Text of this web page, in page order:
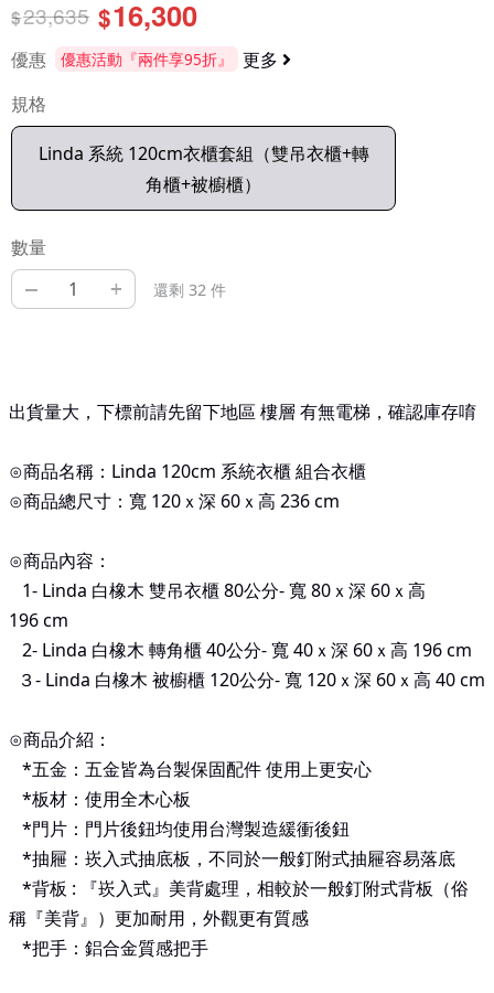
$23,635 $16,300
優惠 優惠活動『兩件享95折』
更多
規格
Linda 系統 120cm衣櫃套組（雙吊衣櫃+轉
角櫃+被櫥櫃）
數量
– + 還剩 32 件
出貨量大，下標前請先留下地區 樓層 有無電梯，確認庫存唷
⊙商品名稱：Linda 120cm 系統衣櫃 組合衣櫃
⊙商品總尺寸：寬 120ｘ深 60ｘ高 236 cm
⊙商品內容：
1- Linda 白橡木 雙吊衣櫃 80公分-寬 80ｘ深 60ｘ高
196cm
2- Linda 白橡木 轉角櫃 40公分-寬 40ｘ深 60ｘ高 196cm
３- Linda 白橡木 被櫥櫃 120公分-寬 120ｘ深 60ｘ高 40cm
⊙商品介紹：
*五金：五金皆為台製保固配件 使用上更安心
*板材：使用全木心板
*門片：門片後鈕均使用台灣製造緩衝後鈕
*抽屜：崁入式抽底板，不同於一般釘附式抽屜容易落底
*背板 :
『崁入式』美背處理，相較於一般釘附式背板（俗
稱『美背』）更加耐用，外觀更有質感
*把手：鋁合金質感把手